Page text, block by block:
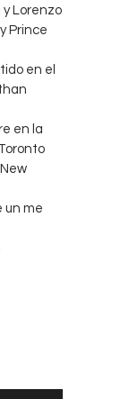
Lorenzo
Prince
en el
en la
un me